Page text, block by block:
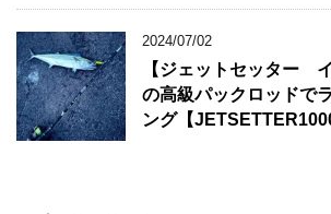
2024/07/02
【ジェットセッター
の高級パックロッドで
ング【